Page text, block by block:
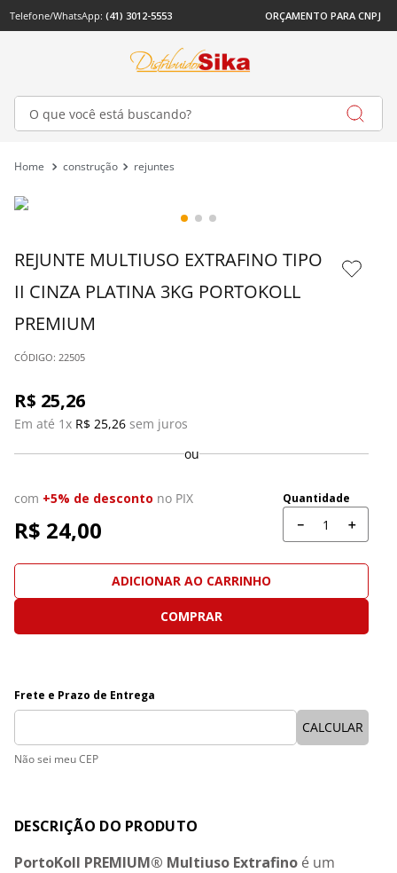
Telefone/WhatsApp: (41) 3012-5553 ORÇAMENTO PARA CNPJ
O que você está buscando?
construção rejuntes
REJUNTE MULTIUSO EXTRAFINO TIPO
II CINZA PLATINA 3KG PORTOKOLL
PREMIUM
: 22505
R$ 25,26
Em até 1x R$ 25,26 sem juros
ou
com +5% de desconto no PIX
R$ 24,00
Quantidade
＋
－
ADICIONAR AO CARRINHO
COMPRAR
Não sei meu CEP
Detalhes
PortoKoll PREMIUM® Multiuso Extrafino é um